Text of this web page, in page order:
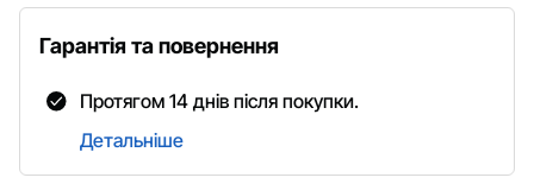
Гарантія та повернення
Протягом 14 днів після покупки.
Детальніше